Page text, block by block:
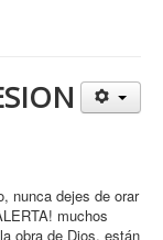
nunca dejes de orar
muchos
obra de Dios, están